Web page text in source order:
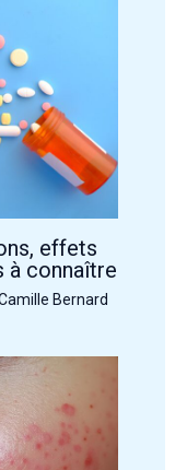
effets
à connaître
Bernard